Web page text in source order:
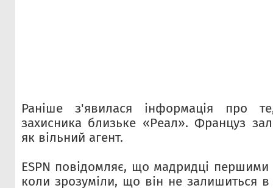
Раніше з'явилася інформація про
захисника близьке «Реал». Француз
як вільний агент.
ESPN повідомляє, що мадридці
коли зрозуміли, що він не залишиться в